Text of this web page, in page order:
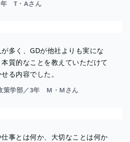
年 T・Aさん
多く、GDが他社よりも実にな
質的なことを教えていただけて
る内容でした。
策学部／3年 M・Mさん
事とは何か、大切なことは何か